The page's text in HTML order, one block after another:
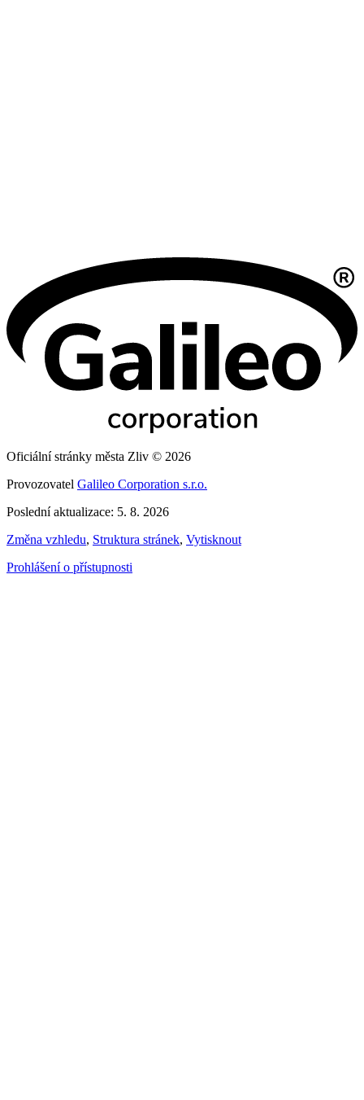
Oficiální stránky města Zliv © 2026
Provozovatel Galileo Corporation s.r.o.
Poslední aktualizace: 5. 8. 2026
Změna vzhledu, Struktura stránek, Vytisknout
Prohlášení o přístupnosti